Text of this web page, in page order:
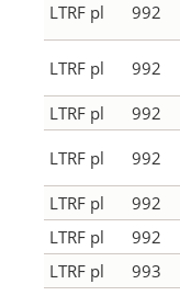
LTRF pl 992
LTRF pl 992
LTRF pl 992
LTRF pl 992
LTRF pl 992
LTRF pl
992
LTRF pl
993